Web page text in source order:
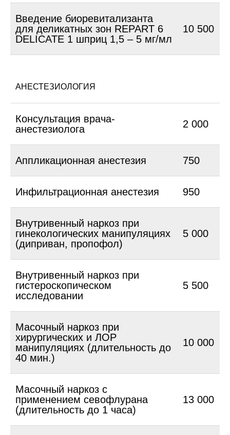
Введение биоревитализанта
для деликатных зон REPART 6
DELICATE 1 шприц 1,5 – 5 мг/мл
10 500
АНЕСТЕЗИОЛОГИЯ
Консультация врача-
анестезиолога
2 000
Аппликационная анестезия 750
Инфильтрационная анестезия 950
Внутривенный наркоз при
гинекологических манипуляциях
(диприван, пропофол)
5 000
Внутривенный наркоз при
гистероскопическом
исследовании
5 500
Масочный наркоз при
хирургических и ЛОР
манипуляциях (длительность до
40 мин.)
10 000
Масочный наркоз с
применением севофлурана
(длительность до 1 часа)
13 000